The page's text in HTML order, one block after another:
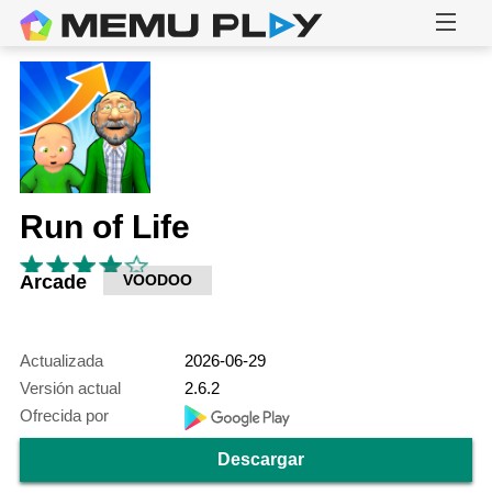
Run of Life
Arcade VOODOO
Actualizada
2026-06-29
Versión actual
2.6.2
Ofrecida por
Descargar